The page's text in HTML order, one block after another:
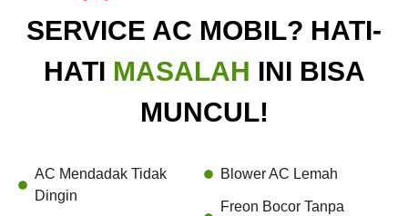
SERVICE AC MOBIL? HATI-
HATI MASALAH INI BISA
MUNCUL!
AC Mendadak Tidak
Dingin
Blower AC Lemah
Freon Bocor Tanpa